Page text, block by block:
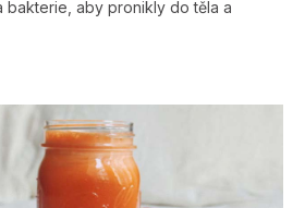
bakterie, aby pronikly do těla a